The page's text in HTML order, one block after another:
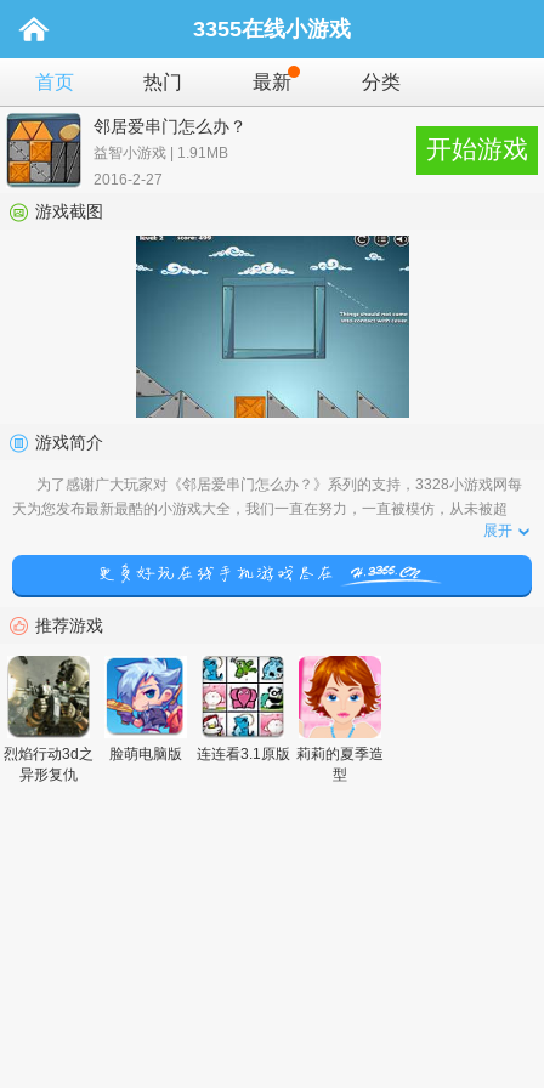
3355在线小游戏
首页 热门 最新 分类
邻居爱串门怎么办？
益智小游戏 | 1.91MB
2016-2-27
开始游戏
游戏截图
游戏简介
为了感谢广大玩家对《邻居爱串门怎么办？》系列的支持，3328小游戏网每
天为您发布最新最酷的小游戏大全，我们一直在努力，一直被模仿，从未被超
展开
推荐游戏
烈焰行动3d之
异形复仇
脸萌电脑版 连连看3.1原版 莉莉的夏季造
型